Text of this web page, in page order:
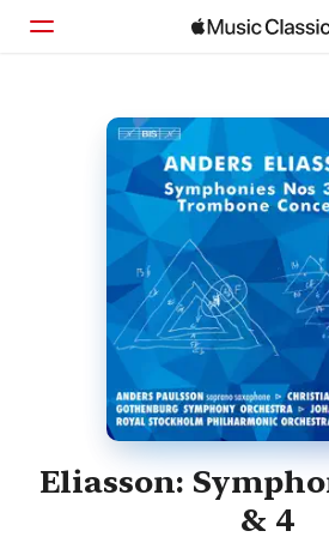
Inicio
Explorar
Eliasson:
& 4